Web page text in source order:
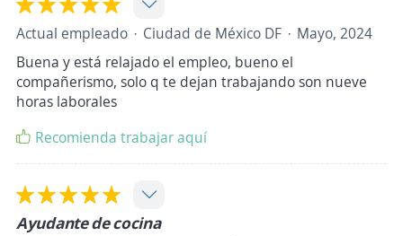
Actual empleado Ciudad de México DF
Mayo, 2024
Buena y está relajado el empleo, bueno el
compañerismo, solo q te dejan trabajando son nueve
horas laborales
Recomienda trabajar aquí
Ayudante de cocina